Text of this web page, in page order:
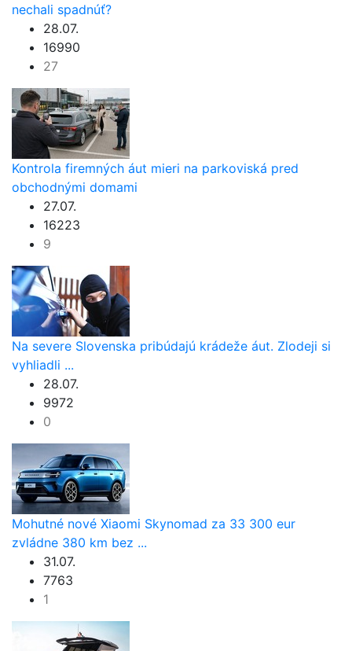
nechali spadnúť?
28.07.
16990
27
Kontrola firemných áut mieri na parkoviská pred
obchodnými domami
27.07.
16223
9
Na severe Slovenska pribúdajú krádeže áut. Zlodeji si
vyhliadli ...
28.07.
9972
0
Mohutné nové Xiaomi Skynomad za 33 300 eur
zvládne 380 km bez ...
31.07.
7763
1